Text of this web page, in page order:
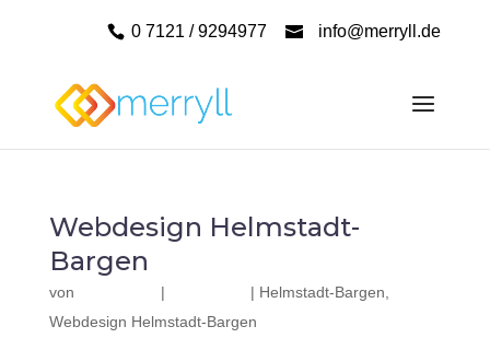
0 7121 / 9294977 info@merryll.de
Webdesign Helmstadt-
Bargen
von | | Helmstadt-Bargen
Webdesign Helmstadt-Bargen